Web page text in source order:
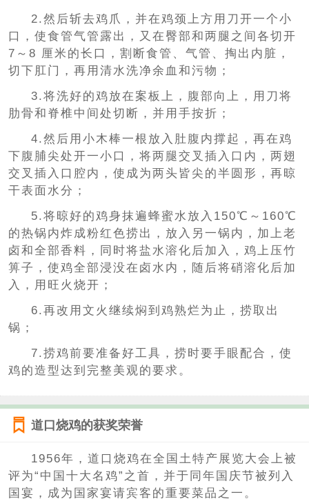
2.然后斩去鸡爪，并在鸡颈上方用刀开一个小
口，使食管气管露出，又在臀部和两腿之间各切开
7～8 厘米的长口，割断食管、气管、掏出内脏，
切下肛门，再用清水洗净余血和污物；
3.将洗好的鸡放在案板上，腹部向上，用刀将
肋骨和脊椎中间处切断，并用手按折；
4.然后用小木棒一根放入肚腹内撑起，再在鸡
下腹脯尖处开一小口，将两腿交叉插入口内，两翅
交叉插入口腔内，使成为两头皆尖的半圆形，再晾
干表面水分；
5.将晾好的鸡身抹遍蜂蜜水放入150℃～160℃
的热锅内炸成粉红色捞出，放入另一锅内，加上老
卤和全部香料，同时将盐水溶化后加入，鸡上压竹
箅子，使鸡全部浸没在卤水内，随后将硝溶化后加
入，用旺火烧开；
6.再改用文火继续焖到鸡熟烂为止，捞取出
锅；
7.捞鸡前要准备好工具，捞时要手眼配合，使
鸡的造型达到完整美观的要求。
道口烧鸡的获奖荣誉
1956年，道口烧鸡在全国土特产展览大会上被
评为“中国十大名鸡”之首，并于同年国庆节被列入
国宴，成为国家宴请宾客的重要菜品之一。